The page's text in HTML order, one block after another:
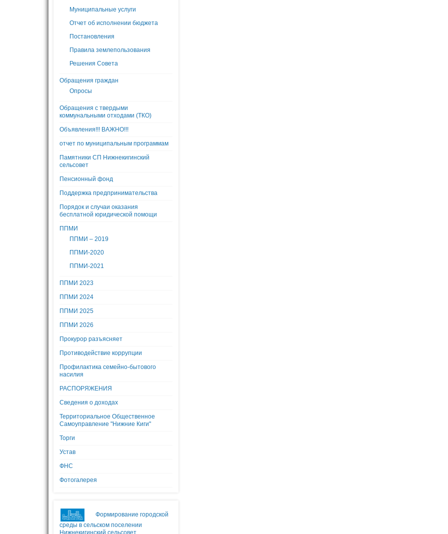
Муниципальные услуги
Отчет об исполнении бюджета
Постановления
Правила землепользования
Решения Совета
Обращения граждан
Опросы
Обращения с твердыми
коммунальными отходами (ТКО)
Объявления!!! ВАЖНО!!!
отчет по муниципальным программам
Памятники СП Нижнекигинский
сельсовет
Пенсионный фонд
Поддержка предпринимательства
Порядок и случаи оказания
бесплатной юридической помощи
ППМИ
ППМИ – 2019
ППМИ-2020
ППМИ-2021
ППМИ 2023
ППМИ 2024
ППМИ 2025
ППМИ 2026
Прокурор разъясняет
Противодействие коррупции
Профилактика семейно-бытового
насилия
РАСПОРЯЖЕНИЯ
Сведения о доходах
Территориальное Общественное
Самоуправление "Нижние Киги"
Торги
Устав
ФНС
Фотогалерея
Формирование городской
среды в сельском поселении
Нижнекигинский сельсовет